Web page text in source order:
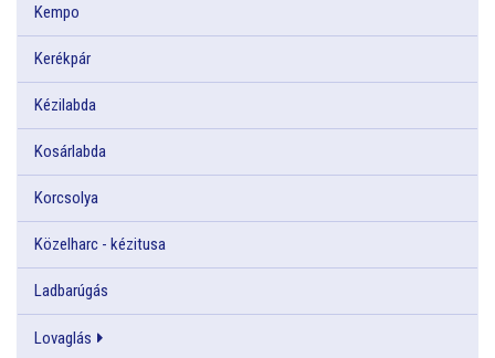
Kempo
Kerékpár
Kézilabda
Kosárlabda
Korcsolya
Közelharc - kézitusa
Ladbarúgás
Lovaglás